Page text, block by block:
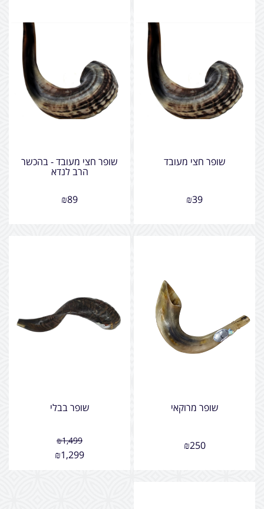
שופר חצי מעובד
₪39
שופר חצי מעובד - בהכשר
הרב לנדא
₪89
שופר מרוקאי
₪250
שופר בבלי
₪1,499
₪1,299